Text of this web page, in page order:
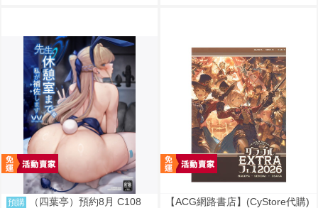
預購
（四葉亭）預約8月 C108
【ACG網路書店】(CyStore代購)